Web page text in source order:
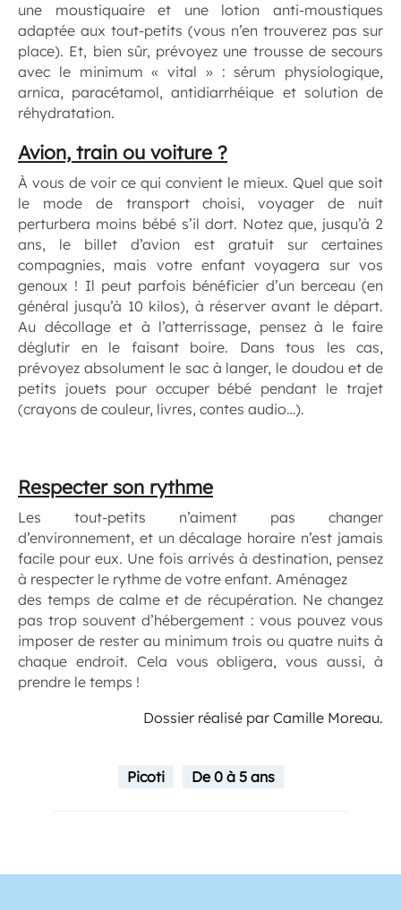
une moustiquaire et une lotion anti-moustiques
adaptée aux tout-petits (vous n’en trouverez pas sur
place). Et, bien sûr, prévoyez une trousse de secours
avec le minimum « vital » : sérum physiologique,
arnica, paracétamol, antidiarrhéique et solution de
réhydratation.
Avion, train ou voiture ?
À vous de voir ce qui convient le mieux. Quel que soit
le mode de transport choisi, voyager de nuit
perturbera moins bébé s’il dort. Notez que, jusqu’à 2
ans, le billet d’avion est gratuit sur certaines
compagnies, mais votre enfant voyagera sur vos
genoux ! Il peut parfois bénéficier d’un berceau (en
général jusqu’à 10 kilos), à réserver avant le départ.
Au décollage et à l’atterrissage, pensez à le faire
déglutir en le faisant boire. Dans tous les cas,
prévoyez absolument le sac à langer, le doudou et de
petits jouets pour occuper bébé pendant le trajet
(crayons de couleur, livres, contes audio…).
Respecter son rythme
Les tout-petits n’aiment pas changer
d’environnement, et un décalage horaire n’est jamais
facile pour eux. Une fois arrivés à destination, pensez
à respecter le rythme de votre enfant. Aménagez
des temps de calme et de récupération. Ne changez
pas trop souvent d’hébergement : vous pouvez vous
imposer de rester au minimum trois ou quatre nuits à
chaque endroit. Cela vous obligera, vous aussi, à
prendre le temps !
Dossier réalisé par Camille Moreau.
Picoti De 0 à 5 ans